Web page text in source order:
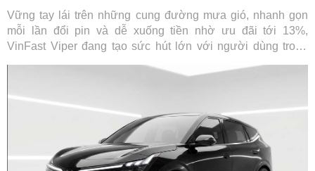
Vững tay lái trên những cung đường mưa gió, nhanh gọn
mỗi lần đổi pin và dễ xuống tiền nhờ ưu đãi tới 13%,
VinFast Viper đang tạo sức hút lớn với người dùng trong